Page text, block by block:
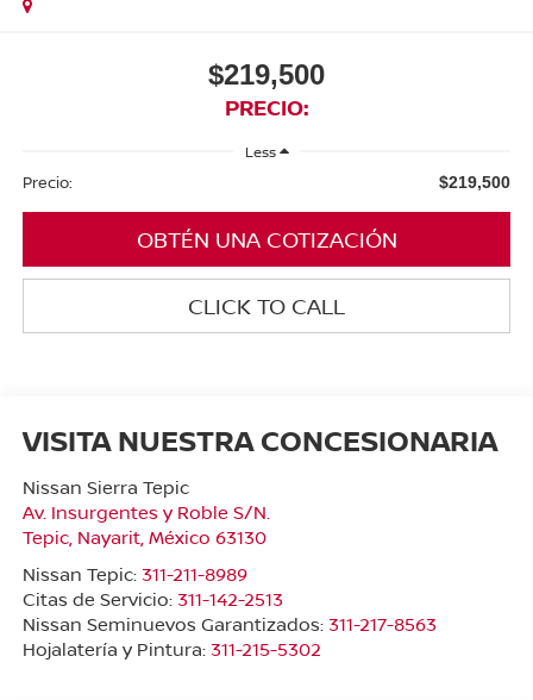
$219,500
PRECIO:
Less
Precio: $219,500
OBTÉN UNA COTIZACIÓN
CLICK TO CALL
VISITA NUESTRA CONCESIONARIA
Nissan Sierra Tepic
Av. Insurgentes y Roble S/N.
Tepic, Nayarit, México 63130
Nissan Tepic: 311-211-8989
Citas de Servicio: 311-142-2513
Nissan Seminuevos Garantizados: 311-217-8563
Hojalatería y Pintura: 311-215-5302